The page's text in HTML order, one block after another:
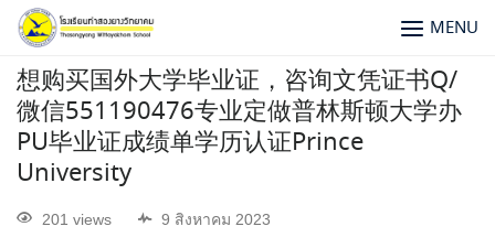
MENU
想购买国外大学毕业证，咨询文凭证书Q/
微信551190476专业定做普林斯顿大学办
PU毕业证成绩单学历认证Prince
University
201 views 9 สิงหาคม 2023